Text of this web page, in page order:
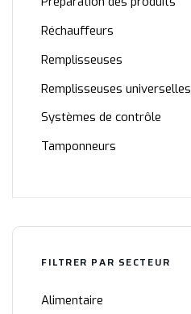
Réchauffeurs
Remplisseuses
Remplisseuses universelles
Systèmes de contrôle
Tamponneurs
FILTRER PAR SECTEUR
Alimentaire